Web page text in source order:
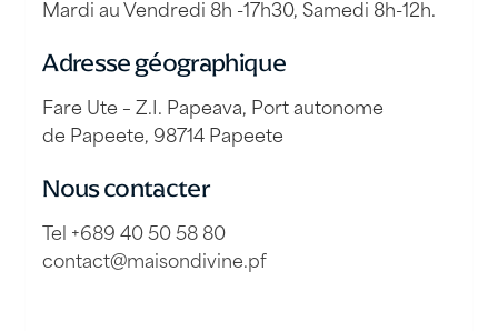
Mardi au Vendredi 8h -17h30, Samedi 8h-12h.
Adresse géographique
Fare Ute – Z.I. Papeava, Port autonome
de Papeete, 98714 Papeete
Nous contacter
Tel +689 40 50 58 80
contact@maisondivine.pf